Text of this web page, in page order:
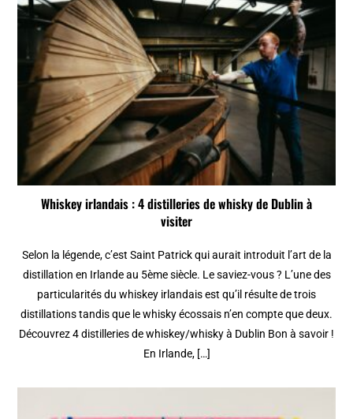
Whiskey irlandais : 4 distilleries de whisky de Dublin à
visiter
Selon la légende, c’est Saint Patrick qui aurait introduit l’art de la
distillation en Irlande au 5ème siècle. Le saviez-vous ? L’une des
particularités du whiskey irlandais est qu’il résulte de trois
distillations tandis que le whisky écossais n’en compte que deux.
Découvrez 4 distilleries de whiskey/whisky à Dublin Bon à savoir !
En Irlande, […]